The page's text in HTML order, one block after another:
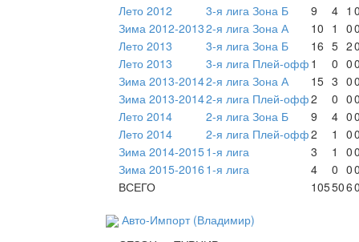
Лето 2012
3-я лига Зона Б 9 4 1 0
Зима 2012-20132-я лига Зона А 10 1 00
Лето 2013
3-я лига Зона Б 16 5 20
Лето 2013
3-я лига Плей-офф 1 0 00
Зима 2013-20142-я лига Зона А 15 3 00
Зима 2013-20142-я лига Плей-офф2 0 00
Лето 2014
2-я лига Зона Б 9 4 00
Лето 2014
2-я лига Плей-офф2 1 00
Зима 2014-20151-я лига 3 1 00
Зима 2015-2016 1-я лига 4 0 00
ВСЕГО
1055060
Авто-Импорт (Владимир)